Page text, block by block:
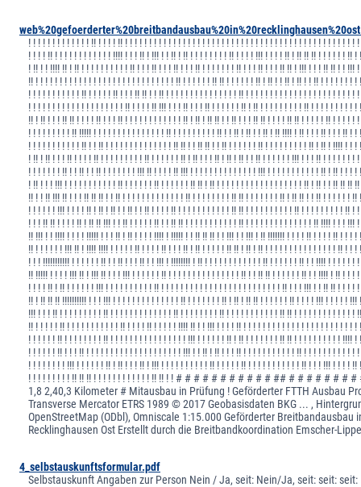
! ! ! ! ! ! ! ! ! ! ! ! ! !! ! ! ! ! !! ! ! ! ! ! ! ! ! ! ! ! ! ! ! ! ! ! ! ! ! ! ! ! ! ! ! ! ! ! ! ! ! ! ! ! ! ! ! ! ! ! ! ! ! ! ! ! !
! ! ! ! !! ! ! ! ! ! ! ! ! ! ! ! ! !!!! ! ! ! !! ! !!! ! ! !! ! !! ! ! ! ! ! ! ! ! !! ! ! ! ! !!! ! ! ! ! !! ! !! !! !! ! ! ! ! ! ! !! !
! !! ! ! !!!! !! ! !! ! ! ! ! ! ! ! ! ! ! !! ! ! ! !! ! ! ! !! ! ! ! !! ! ! ! ! ! ! ! !! ! ! ! !! ! ! ! !! !! ! !!! ! ! ! !! !! ! ! !!!
!! ! ! ! ! ! ! ! ! ! ! ! ! ! ! ! ! ! ! ! ! ! ! ! ! ! ! ! ! ! !! ! ! ! ! ! ! !! !! ! ! ! ! ! ! !! ! !! ! ! !! ! !! ! ! !! ! ! ! ! ! ! ! !
! ! ! ! ! ! ! ! ! ! ! !! ! ! ! ! ! !! ! ! ! !! !! ! ! !! ! ! ! ! ! ! ! ! ! ! ! ! ! ! ! !! ! ! ! ! ! ! ! ! ! ! ! ! ! ! ! ! ! ! ! ! ! ! !
! ! ! ! ! ! ! ! ! ! ! ! ! ! ! ! ! ! ! ! !! ! ! ! ! !! !!! ! ! ! !! ! ! ! !! ! ! ! ! ! ! !! ! !! ! ! ! ! ! ! ! ! ! !! ! ! ! ! ! ! ! ! ! !
!! ! !! ! ! ! !! !! ! ! ! ! !! ! ! ! !! ! ! ! ! ! ! ! ! ! ! ! ! !! ! !! ! !! !! ! ! !! ! ! ! !! !! ! ! ! ! !! !! ! ! ! ! ! !! ! ! ! ! !
! ! ! ! ! ! ! ! ! !! !!!!! ! ! ! ! ! ! ! ! ! ! ! ! ! ! ! !! ! ! ! ! ! ! ! ! ! !! ! ! !! ! !! ! ! !! ! !! !!!! ! !! ! ! ! !! ! ! ! !! ! !
! ! ! ! ! ! ! ! ! ! ! !! ! ! !! ! ! ! ! ! ! ! ! ! ! ! ! ! ! !! !! ! ! !! !! ! ! !! ! ! ! ! ! ! !! ! ! ! ! ! ! ! ! ! !! ! !! ! !!!! ! ! !
! !! ! !! ! ! ! !! ! ! ! ! !! ! ! ! ! ! ! ! ! ! !! ! ! ! ! ! ! !! ! !! ! ! ! !! ! !! ! !! ! ! !! ! ! ! ! ! ! !!! ! ! ! !! ! ! ! ! ! ! !
! ! ! ! ! ! ! !! ! ! !! ! ! !! ! ! ! ! ! ! ! !!! !! ! ! ! ! !! !!! ! ! ! ! ! ! ! ! ! ! ! ! ! ! !!! ! ! ! ! ! ! ! ! ! ! ! !! ! !! ! ! ! !
! !! ! ! ! !!! ! ! ! ! ! ! ! ! ! ! ! !! ! ! ! ! ! ! !! ! ! ! ! ! ! !! !! ! !! ! ! ! ! ! ! ! ! ! ! ! ! ! ! ! ! ! ! !! ! !! ! ! !! !! !!
!! ! ! !! !!! !! ! ! ! !! !! !! ! ! !! ! ! ! ! ! ! ! ! ! ! ! ! ! !! ! ! ! ! ! ! ! ! !! !! ! ! ! ! ! ! ! !! ! !! !! ! ! !! ! ! ! ! ! ! !!
! ! ! ! ! ! !!! ! ! ! ! !! ! !! ! !! ! ! !! ! ! !! ! ! ! ! !! ! ! ! ! ! ! ! ! ! ! ! !! !! ! ! ! ! ! ! ! ! ! ! !! ! ! ! ! ! ! ! ! ! !! !
! ! ! !! !! ! ! ! ! !! ! !! !! !!! ! ! !! ! ! ! ! ! !! ! ! !! !! ! ! ! ! ! ! ! ! ! ! ! !! ! ! ! ! ! ! ! ! ! ! ! ! ! ! !! !!!! ! ! ! !!!
!! !!! ! ! !!!! ! ! ! ! !!!!! ! ! ! !! ! !! ! ! ! ! !!!! ! !!!!! ! ! !! !! !! ! ! !!! ! ! !!! ! !! !!!!!!! ! ! ! ! !! ! ! ! ! !! ! ! ! !
!! ! ! ! ! ! ! !!! !! ! !!!! !!!! ! ! ! ! ! !! ! ! ! ! !! ! ! ! !! ! !! ! ! ! ! ! !! !! ! !! ! !! ! ! ! ! ! ! ! ! ! ! ! ! ! ! ! !! ! ! !
! ! ! !!!!!!!!!!! ! ! ! ! ! ! !! ! ! !! ! ! ! !! ! ! !!! ! !!!!!!!! ! !! ! ! ! ! ! ! ! ! ! ! ! ! !! ! ! ! ! ! ! !! ! ! !!!! ! ! ! ! ! !
!! !!!!! ! ! ! ! !!! !! ! !!! !! ! ! ! !!! ! ! ! ! ! ! !! ! ! ! ! ! ! ! ! ! ! ! ! ! ! ! !! ! ! !! !! ! ! ! ! ! ! !! ! ! !!!! ! !! ! ! !
! ! ! ! !! ! !! ! ! ! ! ! ! !!! ! ! ! ! ! ! ! ! ! ! !! ! ! ! ! ! ! ! ! ! ! ! ! ! ! ! ! ! ! ! ! ! ! ! ! ! !! ! ! ! !!! ! ! !! !! ! ! ! !
!! ! !! !! !! !!!!!!!!!! ! ! ! !!! ! ! ! ! ! ! ! ! ! ! ! ! ! ! !! ! ! ! ! ! ! ! !! ! !! ! !! !! ! ! ! ! ! ! !! ! ! ! ! !!! ! ! ! ! ! !!!
!!! ! ! ! !! ! ! ! ! ! ! ! ! ! !! ! ! ! ! ! ! ! ! ! ! ! ! ! !! ! ! ! ! ! ! ! ! !! ! ! ! ! ! ! ! ! ! ! ! !! !! ! ! ! ! ! ! ! ! ! ! ! ! !
!! ! ! ! ! ! !! ! ! ! ! ! ! ! ! ! ! ! !! ! ! ! ! !! ! ! ! ! ! !!!! !! ! ! !!! ! ! ! ! !! ! ! ! ! ! ! ! ! ! ! ! ! ! ! ! ! ! ! ! ! ! ! ! !
! ! ! ! ! ! !! ! ! ! ! ! ! ! ! !! ! ! ! ! ! ! ! ! ! ! ! ! ! ! ! ! !!! ! ! ! ! ! ! !! ! !! ! ! ! ! ! ! ! !! !! ! ! ! ! ! ! ! ! ! ! !!!! !
! ! ! ! ! ! !! ! ! ! !! ! ! ! ! ! ! ! ! ! ! ! ! ! ! ! ! ! ! ! ! !!! ! ! !! ! !! ! ! ! !! ! ! ! ! ! ! ! ! ! ! ! !! ! ! ! ! ! ! ! ! ! ! !
! ! ! ! ! ! ! ! !!! ! ! ! ! ! ! !! ! !! ! ! ! !! ! !!! ! ! ! ! ! ! ! ! ! ! !! ! ! ! ! ! !! ! ! ! ! ! ! ! ! ! ! ! !! ! ! ! !!! ! ! ! ! !!
! ! ! ! ! ! ! ! ! !! !! !! ! ! ! ! ! ! ! ! ! ! ! ! !! !! ! ! # # # # # # # # # # # ## # # # # # # #
1,8 2,40,3 Kilometer # Mitausbau in Prüfung ! Geförderter FTTH Ausbau
Transverse Mercator ETRS 1989 © 2017 Geobasisdaten BKG ... ,
OpenStreetMap (ODbl), Omniscale 1:15.000 Geförderter Breitbandausbau
Recklinghausen Ost Erstellt durch die Breitbandkoordination Emscher-
4_selbstauskunftsformular.pdf
Selbstauskunft Angaben zur Person Nein / Ja, seit: Nein/Ja, seit: seit: seit: